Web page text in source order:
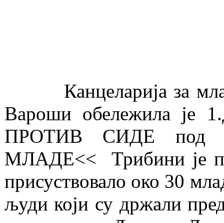
Канцеларија за
Вароши обележила
ПРОТИВ СИДЕ под
МЛАДЕ<< Трибини је
присуствовало око 30
људи који су држали